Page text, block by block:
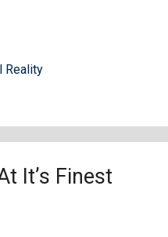
Reality
It’s Finest